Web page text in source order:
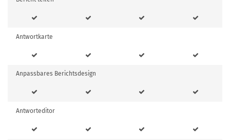
Antwortkarte
Anpassbares Berichtsdesign
Antworteditor